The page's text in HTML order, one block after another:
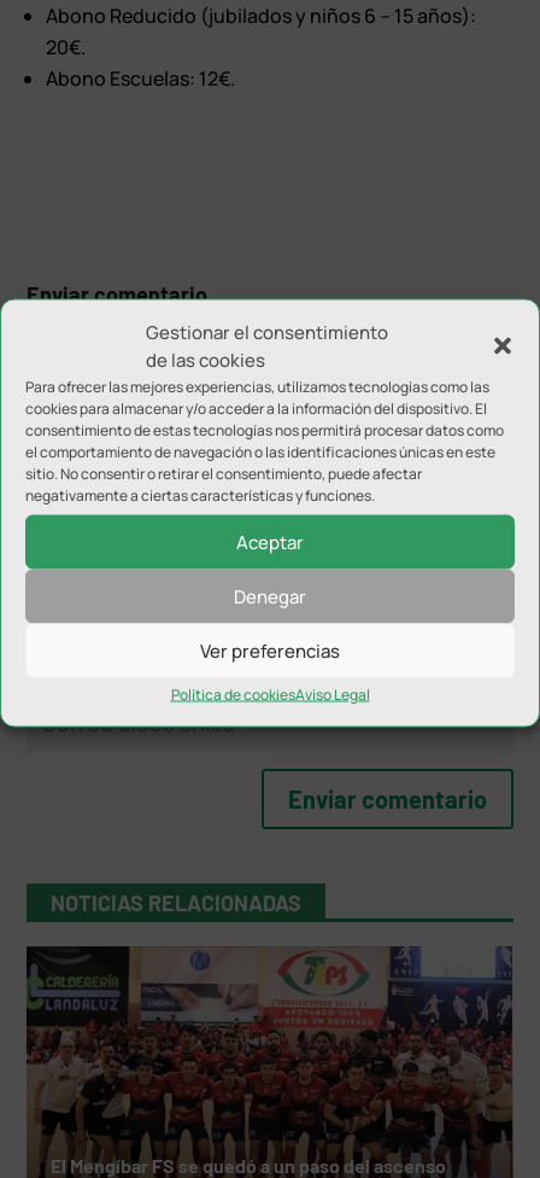
Gestionar el consentimiento
de las cookies
Para ofrecer las mejores experiencias, utilizamos tecnologías como las
cookies para almacenar y/o acceder a la información del dispositivo. El
consentimiento de estas tecnologías nos permitirá procesar datos como
el comportamiento de navegación o las identificaciones únicas en este
sitio. No consentir o retirar el consentimiento, puede afectar
negativamente a ciertas características y funciones.
Aceptar
Denegar
Ver preferencias
Política de cookiesAviso Legal
Abono Reducido (jubilados y niños 6 – 15 años):
20€.
Abono Escuelas: 12€.
Enviar comentario
Tu dirección de correo electrónico no será publicada.
campos obligatorios están marcados con
NOTICIAS RELACIONADAS
El Mengíbar FS se quedó a un paso del ascenso